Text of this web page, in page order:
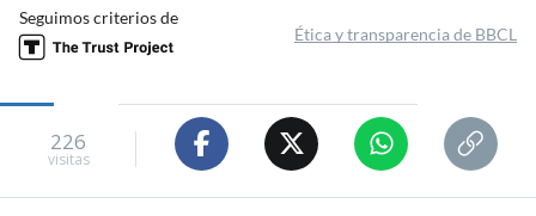
Seguimos criterios de
Ética y transparencia de BBCL
226
visitas